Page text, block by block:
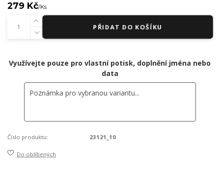
279 Kč/Ks
PŘIDAT DO KOŠÍKU
Využívejte pouze pro vlastní potisk, doplnění jména nebo
data
Číslo produktu: 23121_10
Do oblíbených